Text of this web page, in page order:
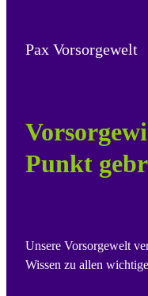
Pax Vorsorgewelt
Punkt
Unsere Vorsorgewelt
Wissen zu allen